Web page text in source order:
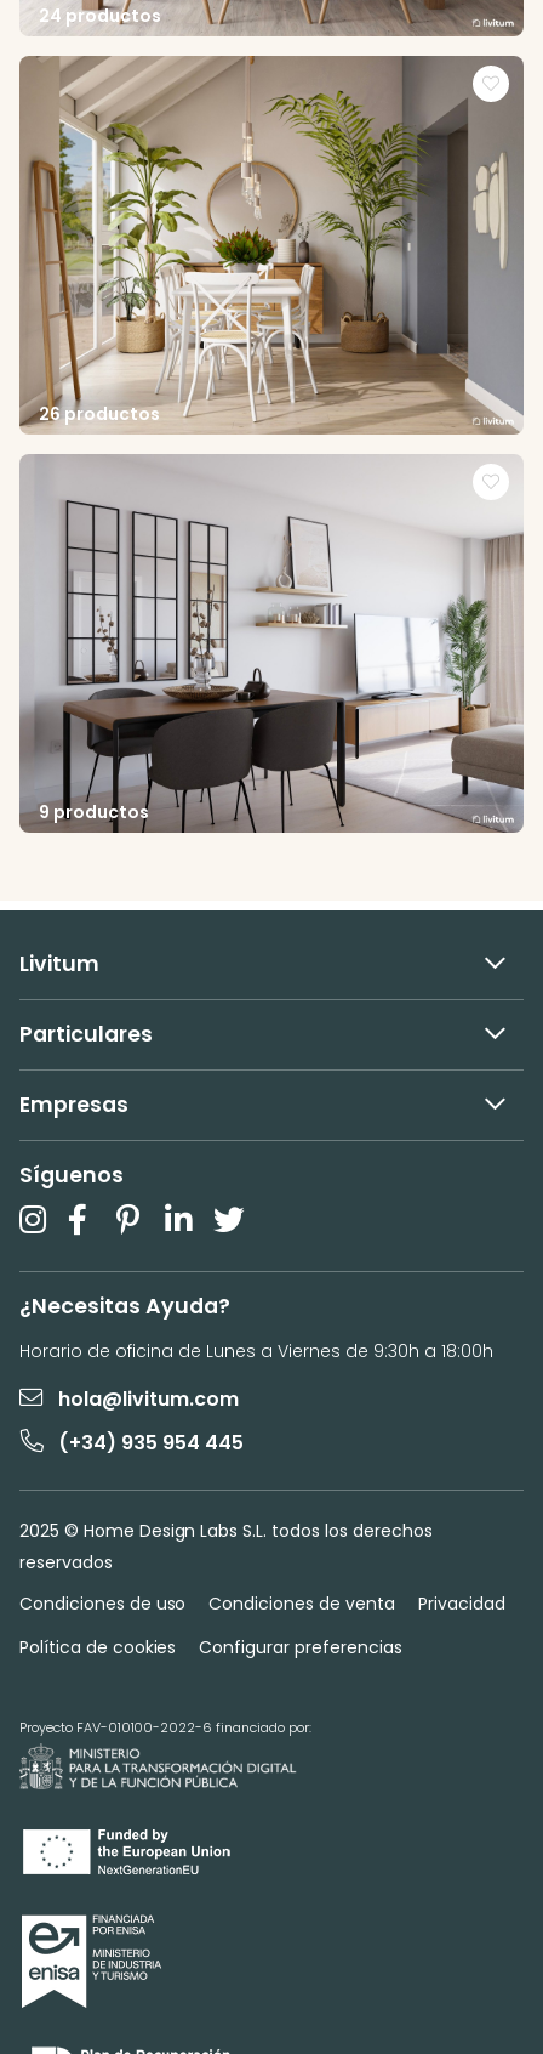
24 productos
26 productos
9 productos
Livitum
Particulares
Empresas
Síguenos
¿Necesitas Ayuda?
Horario de oficina de Lunes a Viernes de 9:30h a 18:00h
hola@livitum.com
(+34) 935 954 445
2025 © Home Design Labs S.L. todos los derechos
reservados
Condiciones de uso
Condiciones de venta
Privacidad
Política de cookies
Configurar preferencias
Proyecto FAV-010100-2022-6 financiado por: